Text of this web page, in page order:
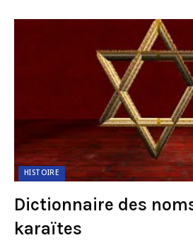
HISTOIRE
Dictionnaire des
karaïtes